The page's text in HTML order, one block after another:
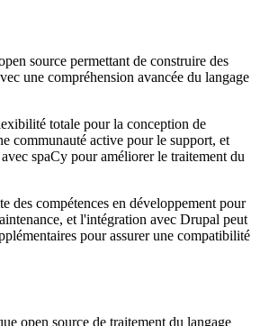
source permettant de construire des
une compréhension avancée du langage
totale pour la conception de
communauté active pour le support, et
spaCy pour améliorer le traitement du
des compétences en développement pour
et l'intégration avec Drupal peut
pour assurer une compatibilité
open source de traitement du langage